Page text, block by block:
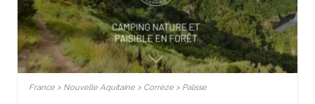
France > Nouvelle Aquitaine > Corrèze > Palisse